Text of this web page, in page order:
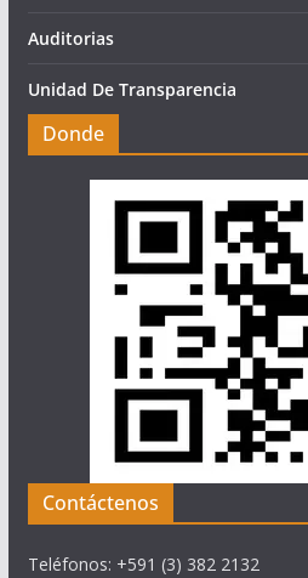
Auditorias
Unidad De Transparencia
Donde
Contáctenos
Teléfonos: +591 (3) 382 2132